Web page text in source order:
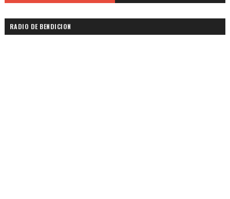
RADIO DE BENDICION